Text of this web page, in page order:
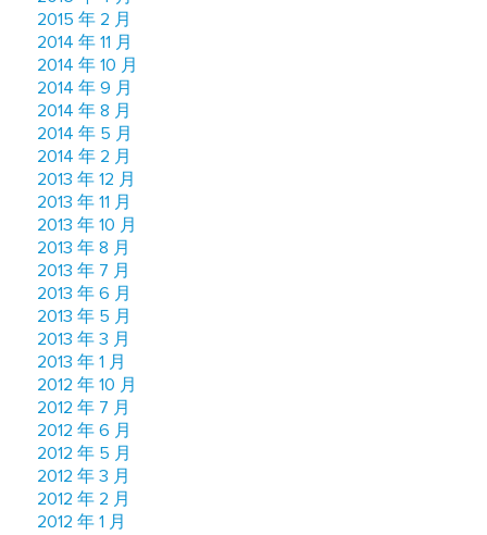
2015 年 2 月
2014 年 11 月
2014 年 10 月
2014 年 9 月
2014 年 8 月
2014 年 5 月
2014 年 2 月
2013 年 12 月
2013 年 11 月
2013 年 10 月
2013 年 8 月
2013 年 7 月
2013 年 6 月
2013 年 5 月
2013 年 3 月
2013 年 1 月
2012 年 10 月
2012 年 7 月
2012 年 6 月
2012 年 5 月
2012 年 3 月
2012 年 2 月
2012 年 1 月